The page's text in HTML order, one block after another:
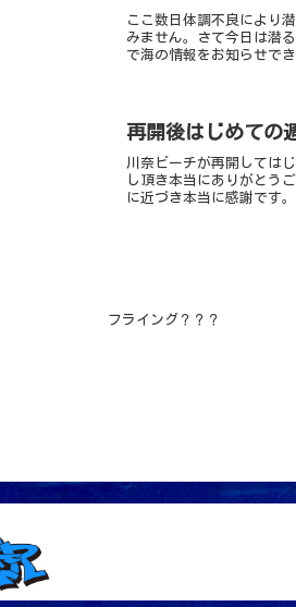
ここ数日体調不良により
みません。さて今日は潜
で海の情報をお知らせで
再開後はじめての
川奈ビーチが再開しては
し頂き本当にありがとう
に近づき本当に感謝です
フライング？？？